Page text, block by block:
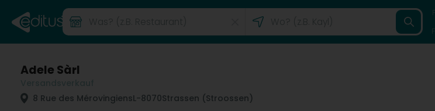
Adele Sàrl
8 Rue des MérovingiensL-8070Strassen (Stroossen)